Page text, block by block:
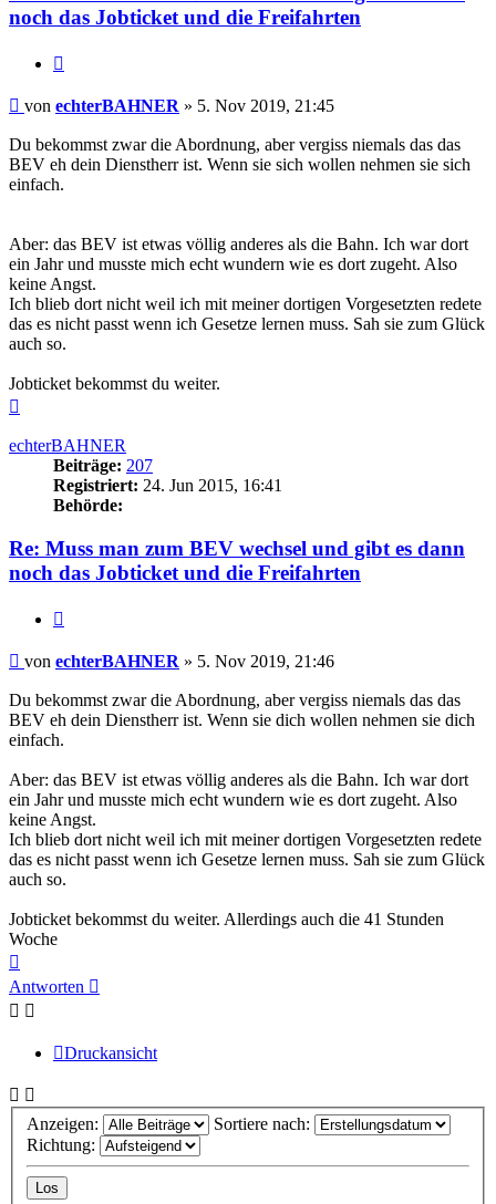
noch das Jobticket und die Freifahrten
Beitrag
von echterBAHNER » 5. Nov 2019, 21:45
Du bekommst zwar die Abordnung, aber vergiss niemals das das
BEV eh dein Dienstherr ist. Wenn sie sich wollen nehmen sie sich
einfach.
Aber: das BEV ist etwas völlig anderes als die Bahn. Ich war dort
ein Jahr und musste mich echt wundern wie es dort zugeht. Also
keine Angst.
Ich blieb dort nicht weil ich mit meiner dortigen Vorgesetzten redete
das es nicht passt wenn ich Gesetze lernen muss. Sah sie zum Glück
auch so.
Jobticket bekommst du weiter.
echterBAHNER
Beiträge: 207
Registriert: 24. Jun 2015, 16:41
Behörde:
Re: Muss man zum BEV wechsel und gibt es dann
noch das Jobticket und die Freifahrten
Beitrag
von echterBAHNER » 5. Nov 2019, 21:46
Du bekommst zwar die Abordnung, aber vergiss niemals das das
BEV eh dein Dienstherr ist. Wenn sie dich wollen nehmen sie dich
einfach.
Aber: das BEV ist etwas völlig anderes als die Bahn. Ich war dort
ein Jahr und musste mich echt wundern wie es dort zugeht. Also
keine Angst.
Ich blieb dort nicht weil ich mit meiner dortigen Vorgesetzten redete
das es nicht passt wenn ich Gesetze lernen muss. Sah sie zum Glück
auch so.
Jobticket bekommst du weiter. Allerdings auch die 41 Stunden
Woche
oben
Antworten
Druckansicht
Anzeigen:
Sortiere nach:
Richtung: